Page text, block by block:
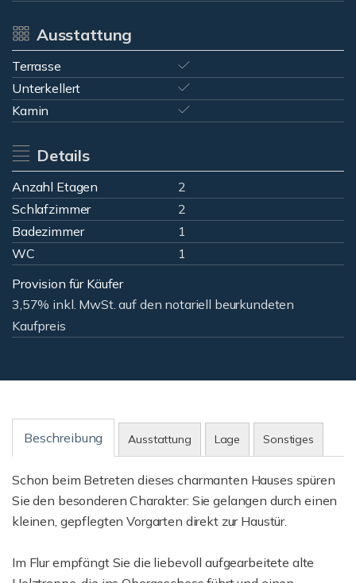
Ausstattung
Terrasse
Unterkellert
Kamin
Details
Anzahl Etagen
2
Schlafzimmer
2
Badezimmer
1
WC
1
Provision für Käufer
3,57% inkl. MwSt. auf den notariell beurkundeten
Kaufpreis
Beschreibung Ausstattung Lage Sonstiges
Schon beim Betreten dieses charmanten Hauses spüren
Sie den besonderen Charakter: Sie gelangen durch einen
kleinen, gepflegten Vorgarten direkt zur Haustür.
Im Flur empfängt Sie die liebevoll aufgearbeitete alte